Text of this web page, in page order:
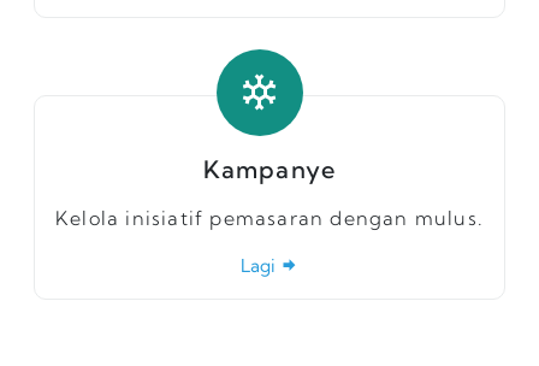
Kampanye
Kelola inisiatif pemasaran dengan mulus.
Lagi